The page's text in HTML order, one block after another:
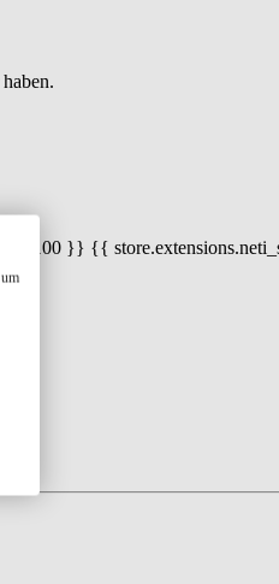
/ 100 }} {{